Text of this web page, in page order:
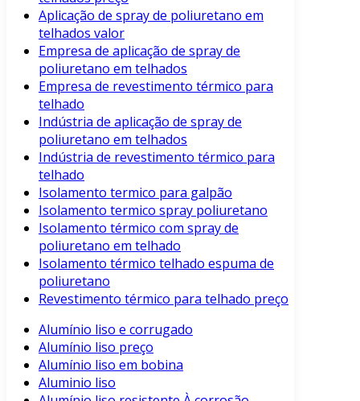
Aplicação de spray de poliuretano em
telhados valor
Empresa de aplicação de spray de
poliuretano em telhados
Empresa de revestimento térmico para
telhado
Indústria de aplicação de spray de
poliuretano em telhados
Indústria de revestimento térmico para
telhado
Isolamento termico para galpão
Isolamento termico spray poliuretano
Isolamento térmico com spray de
poliuretano em telhado
Isolamento térmico telhado espuma de
poliuretano
Revestimento térmico para telhado preço
Alumínio liso e corrugado
Alumínio liso preço
Alumínio liso em bobina
Aluminio liso